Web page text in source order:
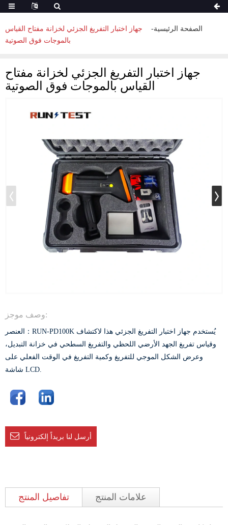
الصفحة الرئيسية
جهاز اختبار التفريغ الجزئي لخزانة مفتاح القياس
بالموجات فوق الصوتية
جهاز اختبار التفريغ الجزئي لخزانة مفتاح
القياس بالموجات فوق الصوتية
وصف موجز:
العنصر：RUN-PD100K يُستخدم جهاز اختبار التفريغ الجزئي هذا لاكتشاف
وقياس تفريغ الجهد الأرضي اللحظي والتفريغ السطحي في خزانة التبديل،
وعرض الشكل الموجي للتفريغ وكمية التفريغ في الوقت الفعلي على
شاشة LCD.
أرسل لنا بريداً إلكترونياً
تفاصيل المنتج علامات المنتج